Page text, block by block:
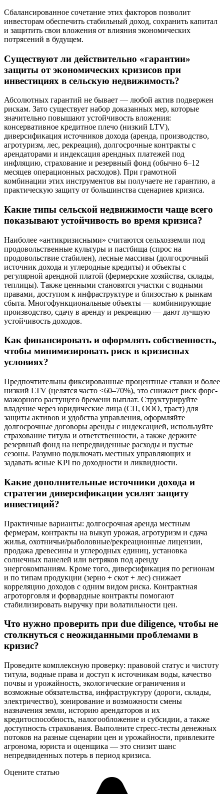
Сбалансированное сочетание этих факторов позволит
инвесторам обеспечить стабильный доход, сохранить капитал
и защитить свои вложения от влияния экономических
потрясений в будущем.
Существуют ли действительно «гарантии»
защиты от экономических кризисов при
инвестициях в сельскую недвижимость?
Абсолютных гарантий не бывает — любой актив подвержен
рискам. Зато существует набор доказанных мер, которые
значительно повышают устойчивость вложения:
консервативное кредитное плечо (низкий LTV),
диверсификация источников дохода (аренда, производство,
агротуризм, лес, рекреация), долгосрочные контракты с
арендаторами и индексация арендных платежей под
инфляцию, страхование и резервный фонд (обычно 6–12
месяцев операционных расходов). При грамотной
комбинации этих инструментов вы получаете не гарантию, а
практическую защиту от большинства сценариев кризиса.
Какие типы сельской недвижимости чаще всего
показывают устойчивость во время кризиса?
Наиболее «антикризисными» считаются сельхозземли под
продовольственные культуры и пастбища (спрос на
продовольствие стабилен), лесные массивы (долгосрочный
источник дохода и углеродные кредиты) и объекты с
регулярной арендной платой (фермерские хозяйства, склады,
теплицы). Также ценными становятся участки с водными
правами, доступом к инфраструктуре и близостью к рынкам
сбыта. Многофункциональные объекты — комбинирующие
производство, сдачу в аренду и рекреацию — дают лучшую
устойчивость доходов.
Как финансировать и оформлять собственность,
чтобы минимизировать риск в кризисных
условиях?
Предпочтительны фиксированные процентные ставки и более
низкий LTV (целятся часто ≤60–70%), это снижает риск форс-
мажорного растущего бремени выплат. Структурируйте
владение через юридические лица (СП, ООО, траст) для
защиты активов и удобства управления, оформляйте
долгосрочные договоры аренды с индексацией, используйте
страхование титула и ответственности, а также держите
резервный фонд на непредвиденные расходы и пустые
сезоны. Разумно подключать местных управляющих и
задавать ясные KPI по доходности и ликвидности.
Какие дополнительные источники дохода и
стратегии диверсификации усилят защиту
инвестиций?
Практичные варианты: долгосрочная аренда местным
фермерам, контракты на выкуп урожая, агротуризм и сдача
жилья, охотничьи/рыболовные/рекреационные лицензии,
продажа древесины и углеродных единиц, установка
солнечных панелей или ветряков под аренду
энергокомпаниям. Кроме того, диверсификация по регионам
и по типам продукции (зерно + скот + лес) снижает
корреляцию доходов с одним видом риска. Контрактная
агроторговля и форвардные контракты помогают
стабилизировать выручку при волатильности цен.
Что нужно проверить при due diligence, чтобы не
столкнуться с неожиданными проблемами в
кризис?
Проведите комплексную проверку: правовой статус и чистоту
титула, водные права и доступ к источникам воды, качество
почвы и урожайность, экологические ограничения и
возможные обязательства, инфраструктуру (дороги, склады,
электричество), зонирование и возможности смены
назначения земли, историю арендаторов и их
кредитоспособность, налогообложение и субсидии, а также
доступность страхования. Выполните стресс‑тесты денежных
потоков на разные сценарии цен и урожайности, привлеките
агронома, юриста и оценщика — это снизит шанс
непредвиденных потерь в период кризиса.
Оцените статью